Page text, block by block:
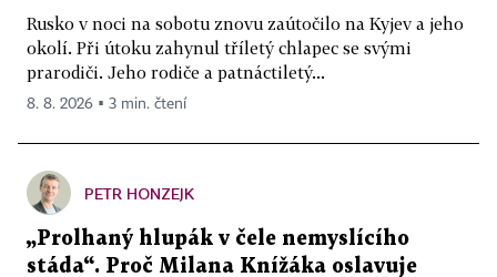
Rusko v noci na sobotu znovu zaútočilo na Kyjev a jeho
okolí. Při útoku zahynul tříletý chlapec se svými
prarodiči. Jeho rodiče a patnáctiletý...
8. 8. 2026 ▪ 3 min. čtení
PETR HONZEJK
„Prolhaný hlupák v čele nemyslícího
stáda“. Proč Milana Knížáka oslavuje